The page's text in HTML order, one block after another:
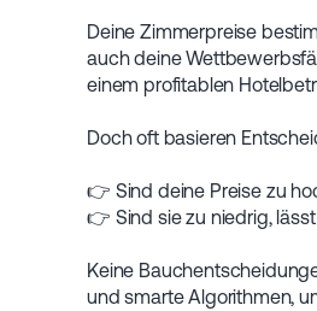
Deine Zimmerpreise
auch deine
einem profitablen
Doch oft basieren
👉 Sind deine Preise zu
👉 Sind sie zu niedrig,
Keine
und smarte Algorithmen,